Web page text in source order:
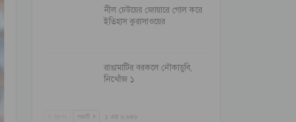
নীল ঢেউয়ের জোয়ারে গোল করে
ইতিহাস কুরাসাওয়ের
রাঙামাটির বরকলে নৌকাডুবি,
নিখোঁজ ১
পরবর্তী ১ এর ৬,৮৪৮